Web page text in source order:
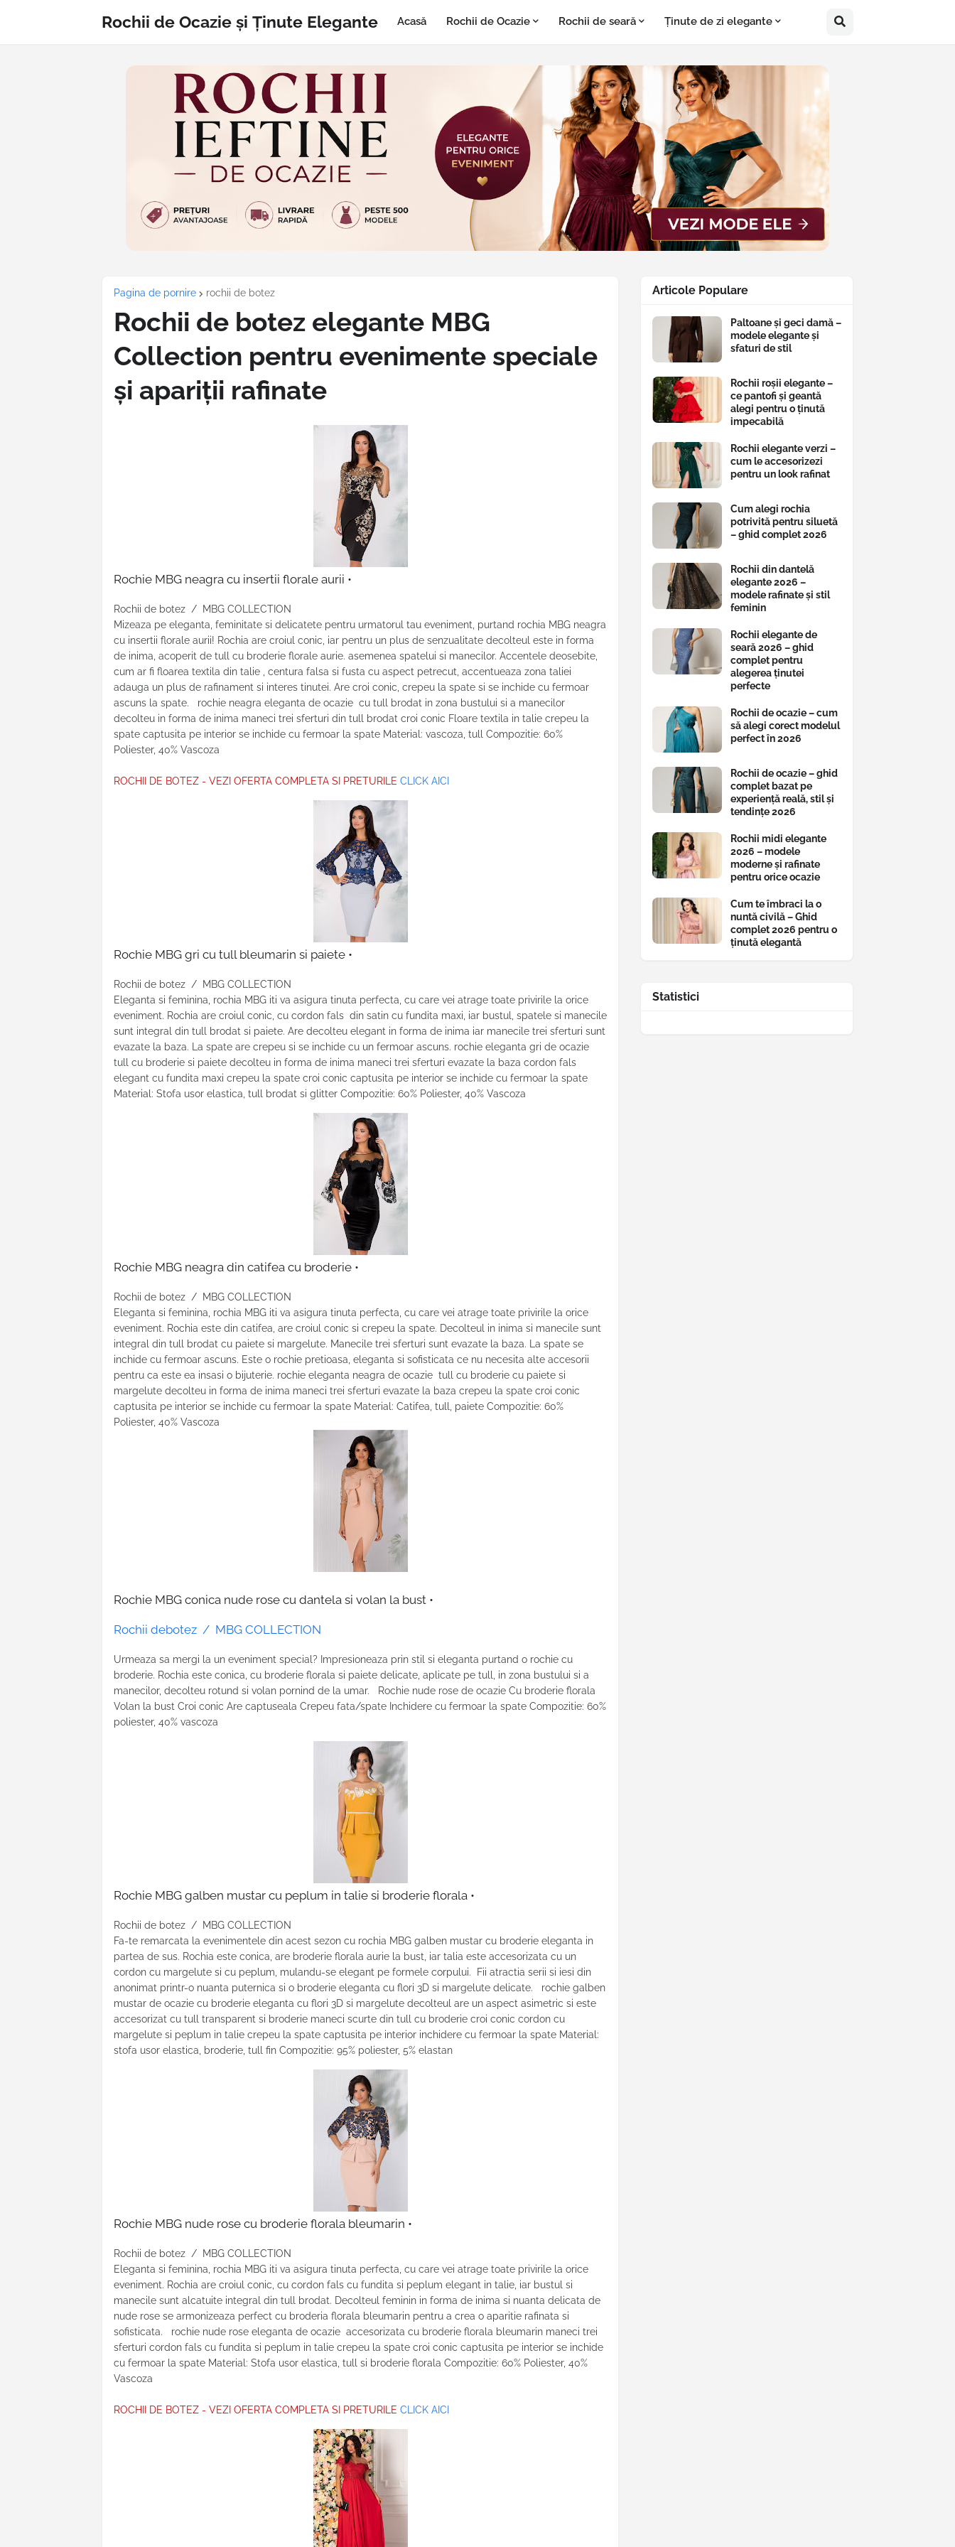
Rochii de Ocazie și Ținute Elegante Acasă Rochii de Ocazie Rochii de seară Ținute de zi elegante
Pagina de pornire rochii de botez
Rochii de botez elegante MBG
Collection pentru evenimente speciale
și apariții rafinate
Rochie MBG neagra cu insertii florale aurii •
Rochii de botez / MBG COLLECTION
Mizeaza pe eleganta, feminitate si delicatete pentru urmatorul tau eveniment, purtand rochia MBG neagra
cu insertii florale aurii! Rochia are croiul conic, iar pentru un plus de senzualitate decolteul este in forma
de inima, acoperit de tull cu broderie florale aurie. asemenea spatelui si manecilor. Accentele deosebite,
cum ar fi floarea textila din talie , centura falsa si fusta cu aspect petrecut, accentueaza zona taliei
adauga un plus de rafinament si interes tinutei. Are croi conic, crepeu la spate si se inchide cu fermoar
ascuns la spate. rochie neagra eleganta de ocazie cu tull brodat in zona bustului si a manecilor
decolteu in forma de inima maneci trei sferturi din tull brodat croi conic Floare textila in talie crepeu la
spate captusita pe interior se inchide cu fermoar la spate Material: vascoza, tull Compozitie: 60%
Poliester, 40% Vascoza
ROCHII DE BOTEZ - VEZI OFERTA COMPLETA SI PRETURILE CLICK AICI
Rochie MBG gri cu tull bleumarin si paiete •
Rochii de botez / MBG COLLECTION
Eleganta si feminina, rochia MBG iti va asigura tinuta perfecta, cu care vei atrage toate privirile la orice
eveniment. Rochia are croiul conic, cu cordon fals din satin cu fundita maxi, iar bustul, spatele si manecile
sunt integral din tull brodat si paiete. Are decolteu elegant in forma de inima iar manecile trei sferturi sunt
evazate la baza. La spate are crepeu si se inchide cu un fermoar ascuns. rochie eleganta gri de ocazie
tull cu broderie si paiete decolteu in forma de inima maneci trei sferturi evazate la baza cordon fals
elegant cu fundita maxi crepeu la spate croi conic captusita pe interior se inchide cu fermoar la spate
Material: Stofa usor elastica, tull brodat si glitter Compozitie: 60% Poliester, 40% Vascoza
Rochie MBG neagra din catifea cu broderie •
Rochii de botez / MBG COLLECTION
Eleganta si feminina, rochia MBG iti va asigura tinuta perfecta, cu care vei atrage toate privirile la orice
eveniment. Rochia este din catifea, are croiul conic si crepeu la spate. Decolteul in inima si manecile sunt
integral din tull brodat cu paiete si margelute. Manecile trei sferturi sunt evazate la baza. La spate se
inchide cu fermoar ascuns. Este o rochie pretioasa, eleganta si sofisticata ce nu necesita alte accesorii
pentru ca este ea insasi o bijuterie. rochie eleganta neagra de ocazie tull cu broderie cu paiete si
margelute decolteu in forma de inima maneci trei sferturi evazate la baza crepeu la spate croi conic
captusita pe interior se inchide cu fermoar la spate Material: Catifea, tull, paiete Compozitie: 60%
Poliester, 40% Vascoza
Rochie MBG conica nude rose cu dantela si volan la bust •
Rochii debotez / MBG COLLECTION
Urmeaza sa mergi la un eveniment special? Impresioneaza prin stil si eleganta purtand o rochie cu
broderie. Rochia este conica, cu broderie florala si paiete delicate, aplicate pe tull, in zona bustului si a
manecilor, decolteu rotund si volan pornind de la umar. Rochie nude rose de ocazie Cu broderie florala
Volan la bust Croi conic Are captuseala Crepeu fata/spate Inchidere cu fermoar la spate Compozitie: 60%
poliester, 40% vascoza
Rochie MBG galben mustar cu peplum in talie si broderie florala •
Rochii de botez / MBG COLLECTION
Fa-te remarcata la evenimentele din acest sezon cu rochia MBG galben mustar cu broderie eleganta in
partea de sus. Rochia este conica, are broderie florala aurie la bust, iar talia este accesorizata cu un
cordon cu margelute si cu peplum, mulandu-se elegant pe formele corpului. Fii atractia serii si iesi din
anonimat printr-o nuanta puternica si o broderie eleganta cu flori 3D si margelute delicate. rochie galben
mustar de ocazie cu broderie eleganta cu flori 3D si margelute decolteul are un aspect asimetric si este
accesorizat cu tull transparent si broderie maneci scurte din tull cu broderie croi conic cordon cu
margelute si peplum in talie crepeu la spate captusita pe interior inchidere cu fermoar la spate Material:
stofa usor elastica, broderie, tull fin Compozitie: 95% poliester, 5% elastan
Rochie MBG nude rose cu broderie florala bleumarin •
Rochii de botez / MBG COLLECTION
Eleganta si feminina, rochia MBG iti va asigura tinuta perfecta, cu care vei atrage toate privirile la orice
eveniment. Rochia are croiul conic, cu cordon fals cu fundita si peplum elegant in talie, iar bustul si
manecile sunt alcatuite integral din tull brodat. Decolteul feminin in forma de inima si nuanta delicata de
nude rose se armonizeaza perfect cu broderia florala bleumarin pentru a crea o aparitie rafinata si
sofisticata. rochie nude rose eleganta de ocazie accesorizata cu broderie florala bleumarin maneci trei
sferturi cordon fals cu fundita si peplum in talie crepeu la spate croi conic captusita pe interior se inchide
cu fermoar la spate Material: Stofa usor elastica, tull si broderie florala Compozitie: 60% Poliester, 40%
Vascoza
ROCHII DE BOTEZ - VEZI OFERTA COMPLETA SI PRETURILE CLICK AICI
Articole Populare
Paltoane și geci damă –
modele elegante și
sfaturi de stil
Rochii roșii elegante –
ce pantofi și geantă
alegi pentru o ținută
impecabilă
Rochii elegante verzi –
cum le accesorizezi
pentru un look rafinat
Cum alegi rochia
potrivită pentru siluetă
– ghid complet 2026
Rochii din dantelă
elegante 2026 –
modele rafinate și stil
feminin
Rochii elegante de
seară 2026 – ghid
complet pentru
alegerea ținutei
perfecte
Rochii de ocazie – cum
să alegi corect modelul
perfect în 2026
Rochii de ocazie – ghid
complet bazat pe
experiență reală, stil și
tendințe 2026
Rochii midi elegante
2026 – modele
moderne și rafinate
pentru orice ocazie
Cum te îmbraci la o
nuntă civilă – Ghid
complet 2026 pentru o
ținută elegantă
Statistici